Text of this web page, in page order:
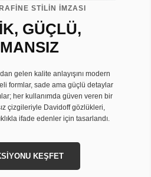
STİLİN İMZASI
GÜÇLÜ,
gelen kalite anlayışını modern
formlar, sade ama güçlü detaylar
her kullanımda güven veren bir
çizgileriyle Davidoff gözlükleri,
ifade edenler için tasarlandı.
KEŞFET